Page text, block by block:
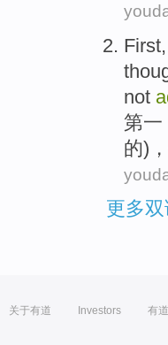
First,
not
第一
的)
更多
关于有道 Investors 有